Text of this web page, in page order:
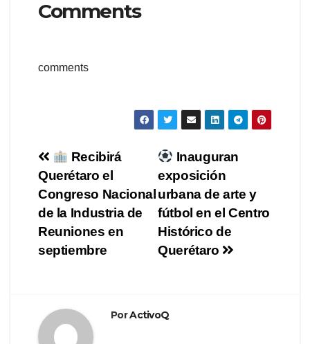
Comments
comments
Navegación
de
entradas
Inauguran
exposición
urbana de arte y
fútbol en el Centro
Histórico de
Querétaro
Recibirá
Querétaro el
Congreso Nacional
de la Industria de
Reuniones en
septiembre
PorActivoQ